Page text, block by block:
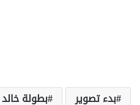
بدء تصوير
بطولة